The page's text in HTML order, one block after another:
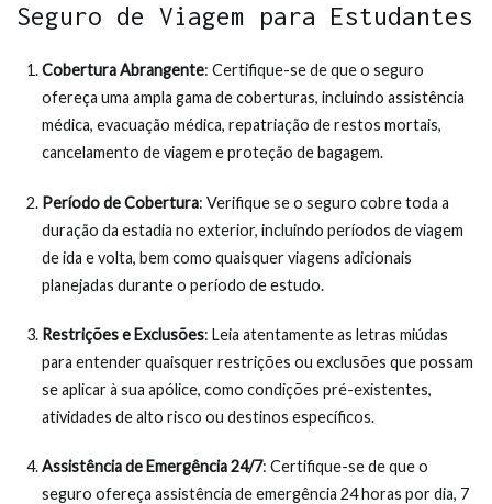
Seguro de Viagem para Estudantes
Cobertura Abrangente: Certifique-se de que o seguro
ofereça uma ampla gama de coberturas, incluindo assistência
médica, evacuação médica, repatriação de restos mortais,
cancelamento de viagem e proteção de bagagem.
Período de Cobertura: Verifique se o seguro cobre toda a
duração da estadia no exterior, incluindo períodos de viagem
de ida e volta, bem como quaisquer viagens adicionais
planejadas durante o período de estudo.
Restrições e Exclusões: Leia atentamente as letras miúdas
para entender quaisquer restrições ou exclusões que possam
se aplicar à sua apólice, como condições pré-existentes,
atividades de alto risco ou destinos específicos.
Assistência de Emergência 24/7: Certifique-se de que o
seguro ofereça assistência de emergência 24 horas por dia, 7